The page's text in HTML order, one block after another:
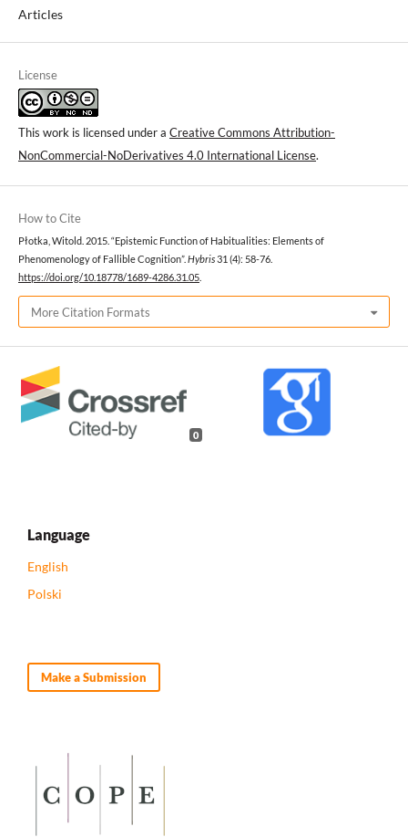
Articles
License
This work is licensed under a Creative Commons Attribution-
NonCommercial-NoDerivatives 4.0 International License.
How to Cite
Płotka, Witold. 2015. “Epistemic Function of Habitualities: Elements of
Phenomenology of Fallible Cognition”. Hybris31 (4): 58-76.
https://doi.org/10.18778/1689-4286.31.05
More Citation Formats
0
Language
English
Polski
Make a Submission